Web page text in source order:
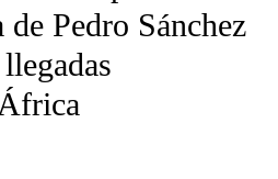
de Pedro Sánchez